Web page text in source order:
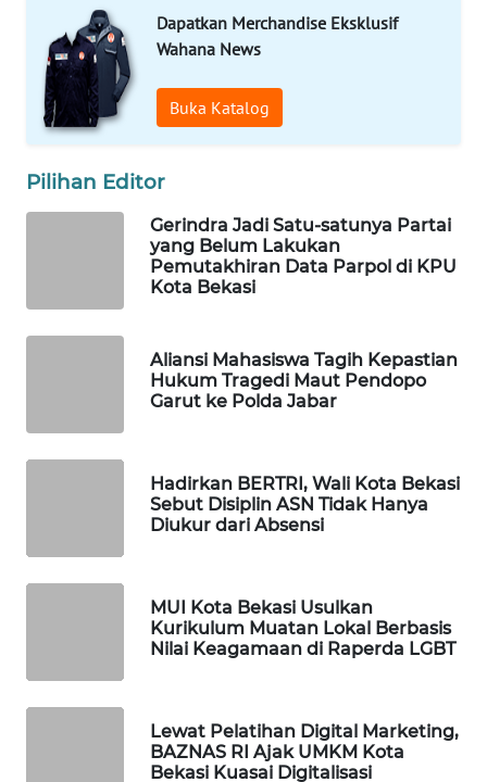
Dapatkan Merchandise Eksklusif
Wahana News
Buka Katalog
Pilihan Editor
Gerindra Jadi Satu-satunya Partai
yang Belum Lakukan
Pemutakhiran Data Parpol di KPU
Kota Bekasi
Aliansi Mahasiswa Tagih Kepastian
Hukum Tragedi Maut Pendopo
Garut ke Polda Jabar
Hadirkan BERTRI, Wali Kota Bekasi
Sebut Disiplin ASN Tidak Hanya
Diukur dari Absensi
MUI Kota Bekasi Usulkan
Kurikulum Muatan Lokal Berbasis
Nilai Keagamaan di Raperda LGBT
Lewat Pelatihan Digital Marketing,
BAZNAS RI Ajak UMKM Kota
Bekasi Kuasai Digitalisasi
WAHANA
TV
WAHANANEWS
ID
WAHANANEWS
CO ID
WAHANA